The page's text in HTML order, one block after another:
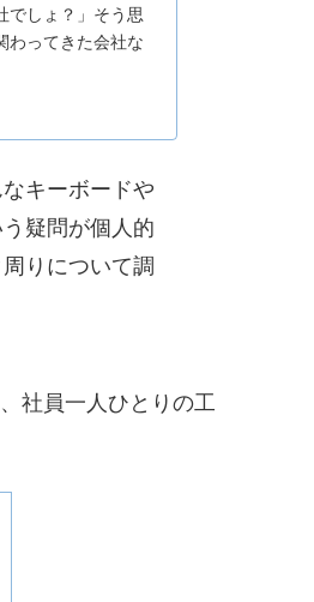
でしょ？」そう思
わってきた会社な
キーボードや
疑問が個人的
りについて調
社員一人ひとりの工